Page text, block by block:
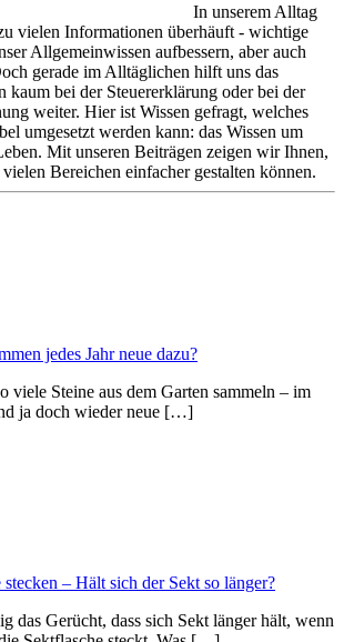
In unserem Alltag
vielen Informationen überhäuft - wichtige
Allgemeinwissen aufbessern, aber auch
gerade im Alltäglichen hilft uns das
kaum bei der Steuererklärung oder bei der
weiter. Hier ist Wissen gefragt, welches
umgesetzt werden kann: das Wissen um
Mit unseren Beiträgen zeigen wir Ihnen,
Bereichen einfacher gestalten können.
jedes Jahr neue dazu?
viele Steine aus dem Garten sammeln – im
ja doch wieder neue […]
– Hält sich der Sekt so länger?
das Gerücht, dass sich Sekt länger hält, wenn